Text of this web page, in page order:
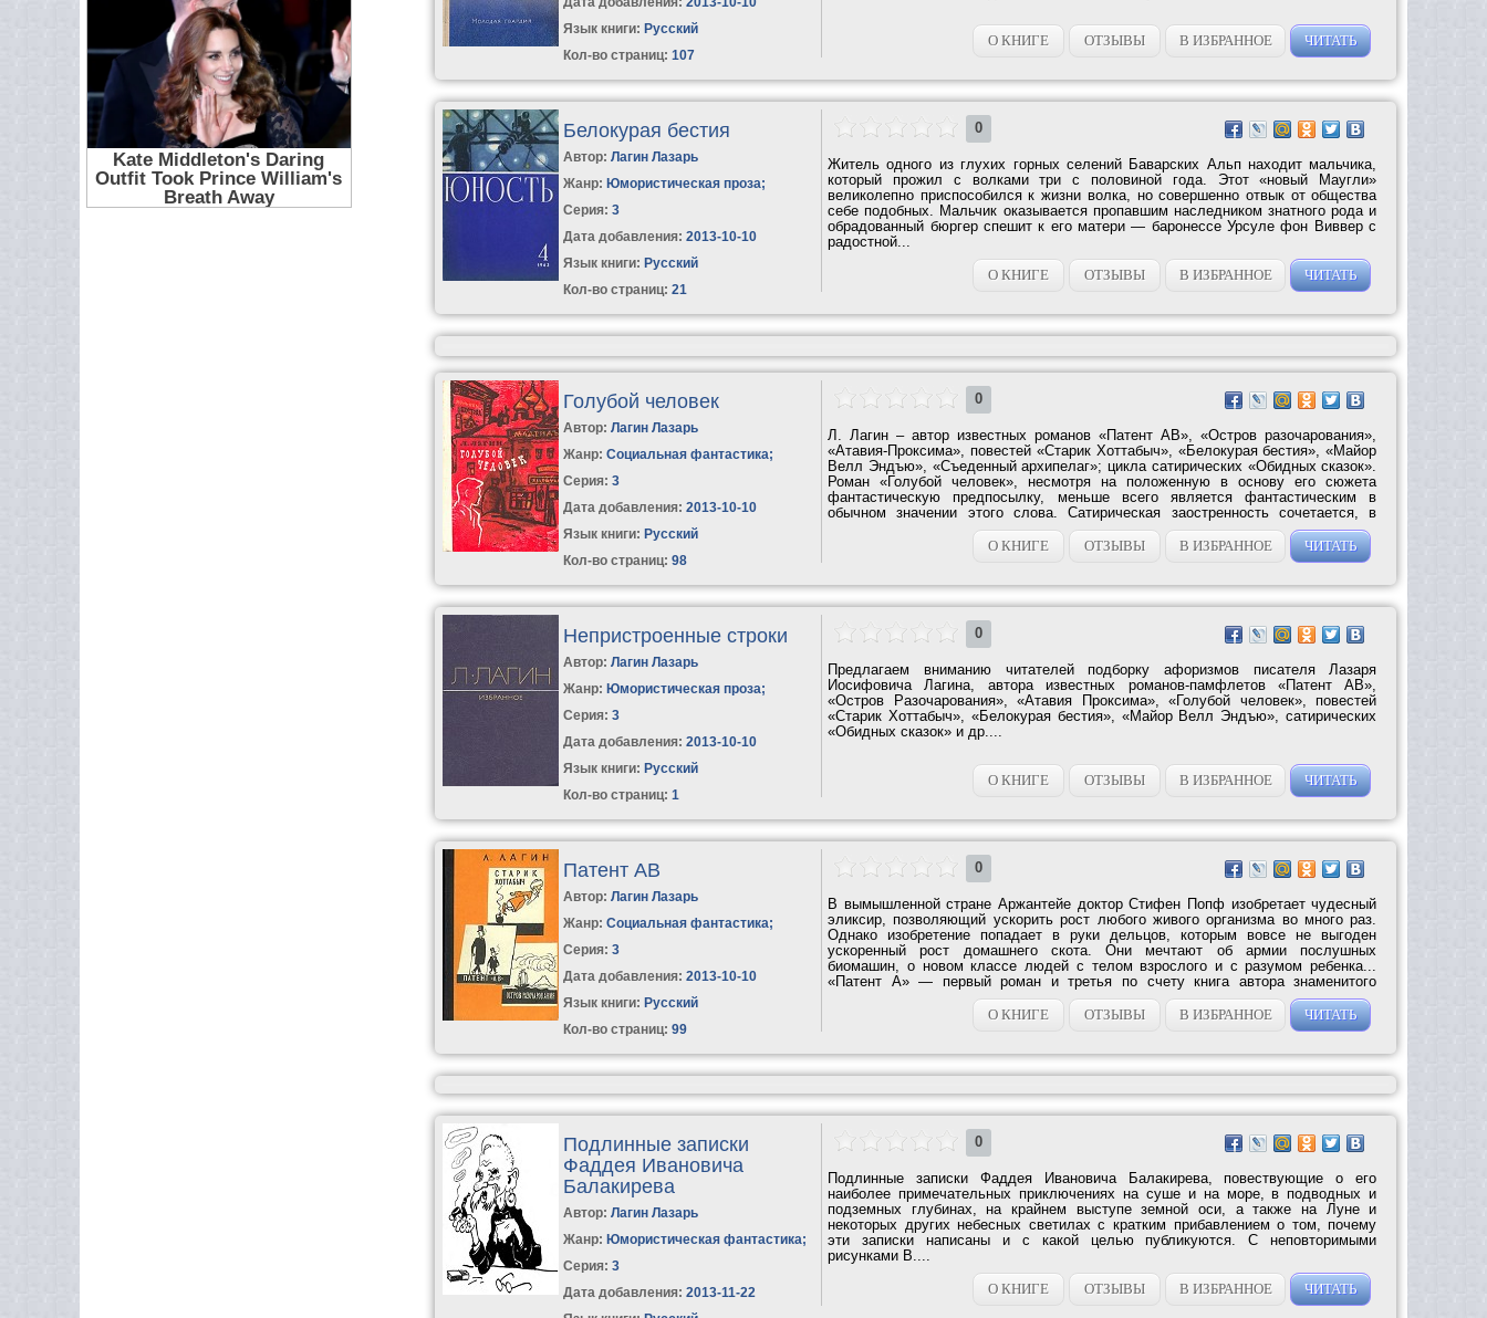
Язык книги: Русский
Кол-во страниц: 107
О КНИГЕ ОТЗЫВЫ В ИЗБРАННОЕ ЧИТАТЬ
Белокурая бестия
Автор:Лагин Лазарь
Жанр: Юмористическая проза;
Серия:3
Дата добавления: 2013-10-10
Язык книги: Русский
Кол-во страниц: 21
0
Житель одного из глухих горных селений Баварских Альп находит мальчика,
который прожил с волками три с половиной года. Этот «новый Маугли»
великолепно приспособился к жизни волка, но совершенно отвык от общества
себе подобных. Мальчик оказывается пропавшим наследником знатного рода и
обрадованный бюргер спешит к его матери — баронессе Урсуле фон Виввер с
радостной...
О КНИГЕ
ОТЗЫВЫ В ИЗБРАННОЕ ЧИТАТЬ
Голубой человек
Автор:Лагин Лазарь
Жанр: Социальная фантастика;
Серия:3
Дата добавления: 2013-10-10
Язык книги: Русский
Кол-во страниц: 98
0
Л. Лагин – автор известных романов «Патент АВ», «Остров разочарования»,
«Атавия-Проксима», повестей «Старик Хоттабыч», «Белокурая бестия», «Майор
Велл Эндъю», «Съеденный архипелаг»; цикла сатирических «Обидных сказок».
Роман «Голубой человек», несмотря на положенную в основу его сюжета
фантастическую предпосылку, меньше всего является фантастическим в
обычном значении этого слова. Сатирическая заостренность сочетается, в
О КНИГЕ
ОТЗЫВЫ В ИЗБРАННОЕ ЧИТАТЬ
Непристроенные строки
Автор:Лагин Лазарь
Жанр: Юмористическая проза;
Серия:3
Дата добавления: 2013-10-10
Язык книги: Русский
Кол-во страниц: 1
0
Предлагаем вниманию читателей подборку афоризмов писателя Лазаря
Иосифовича Лагина, автора известных романов-памфлетов «Патент АВ»,
«Остров Разочарования», «Атавия Проксима», «Голубой человек», повестей
«Старик Хоттабыч», «Белокурая бестия», «Майор Велл Эндъю», сатирических
«Обидных сказок» и др....
О КНИГЕ ОТЗЫВЫ В ИЗБРАННОЕ ЧИТАТЬ
Патент АВ
Автор:Лагин Лазарь
Жанр: Социальная фантастика;
Серия:3
Дата добавления: 2013-10-10
Язык книги: Русский
Кол-во страниц: 99
0
В вымышленной стране Аржантейе доктор Стифен Попф изобретает чудесный
эликсир, позволяющий ускорить рост любого живого организма во много раз.
Однако изобретение попадает в руки дельцов, которым вовсе не выгоден
ускоренный рост домашнего скота. Они мечтают об армии послушных
биомашин, о новом классе людей с телом взрослого и с разумом ребенка...
«Патент А» — первый роман и третья по счету книга автора знаменитого
О КНИГЕ
ОТЗЫВЫ В ИЗБРАННОЕ ЧИТАТЬ
Подлинные записки
Фаддея Ивановича
Балакирева
Автор:Лагин Лазарь
Жанр: Юмористическая фантастика;
Серия:3
Дата добавления: 2013-11-22
0
Подлинные записки Фаддея Ивановича Балакирева, повествующие о его
наиболее примечательных приключениях на суше и на море, в подводных и
подземных глубинах, на крайнем выступе земной оси, а также на Луне и
некоторых других небесных светилах с кратким прибавлением о том, почему
эти записки написаны и с какой целью публикуются. С неповторимыми
рисунками В....
О КНИГЕ
ОТЗЫВЫ В ИЗБРАННОЕ ЧИТАТЬ